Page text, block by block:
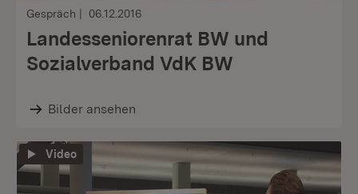
Gespräch 06.12.2016
Landesseniorenrat BW und
Sozialverband VdK BW
Bilder ansehen
Video